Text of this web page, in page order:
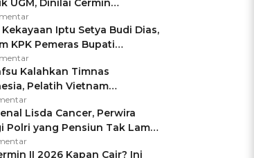
UGM, Dinilai Cermin
Negara Jamin Keamanan
Iptu Setya Budi Dias,
KPK Pemeras Bupati
Kalahkan Timnas
Pelatih Vietnam
Pakai Jimat di Pakansari
Lisda Cancer, Perwira
Polri yang Pensiun Tak Lama
Brigjen
II 2026 Kapan Cair? Ini